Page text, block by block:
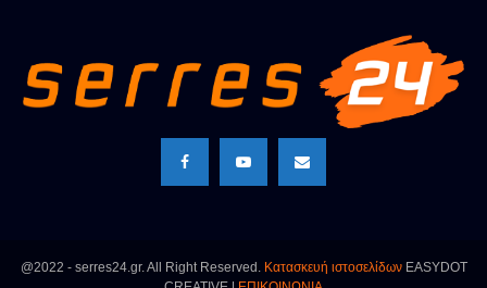
@2022 - serres24.gr. All Right Reserved. Κατασκευή ιστοσελίδωνEASYDOT